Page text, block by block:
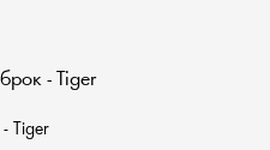
- Tiger